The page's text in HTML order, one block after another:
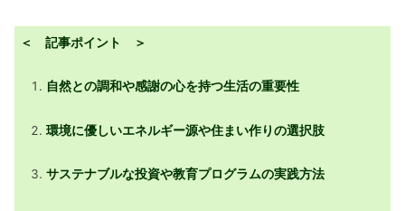
＜ 記事ポイント ＞
自然との調和や感謝の心を持つ生活の重要性
環境に優しいエネルギー源や住まい作りの選択肢
サステナブルな投資や教育プログラムの実践方法